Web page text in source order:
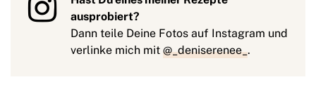
ausprobiert?
Dann teile Deine Fotos auf Instagram und
verlinke mich mit @_deniserenee_.